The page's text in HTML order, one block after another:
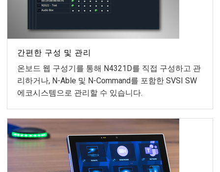
간편한 구성 및 관리
온보드 웹 구성기를 통해 N4321D를 직접 구성하고 관
리하거나, N-Able 및 N-Command를 포함한 SVSI SW
에코시스템으로 관리할 수 있습니다.